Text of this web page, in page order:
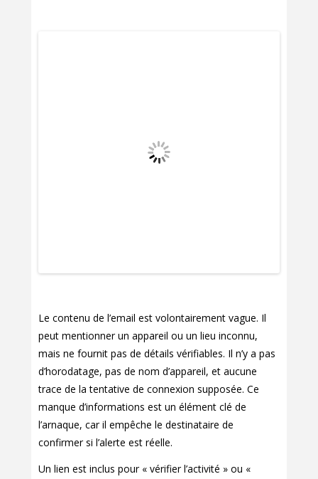
Le contenu de l’email est volontairement vague. Il
peut mentionner un appareil ou un lieu inconnu,
mais ne fournit pas de détails vérifiables. Il n’y a pas
d’horodatage, pas de nom d’appareil, et aucune
trace de la tentative de connexion supposée. Ce
manque d’informations est un élément clé de
l’arnaque, car il empêche le destinataire de
confirmer si l’alerte est réelle.
Un lien est inclus pour « vérifier l’activité » ou «